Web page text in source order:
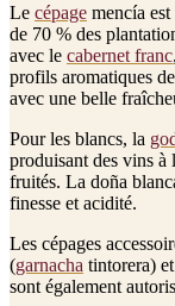
Le cépage mencía
de 70 % des
avec le cabernet franc
profils aromatiques
avec une belle
Pour les blancs, la
produisant des vins à
fruités. La doña
finesse et acidité.
Les cépages
(garnacha tintorera)
sont également